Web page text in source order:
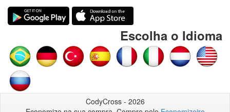
Escolha o Idioma
CodyCross - 2026